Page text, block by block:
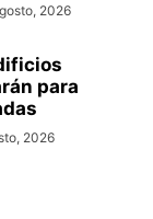
2026
para
2026